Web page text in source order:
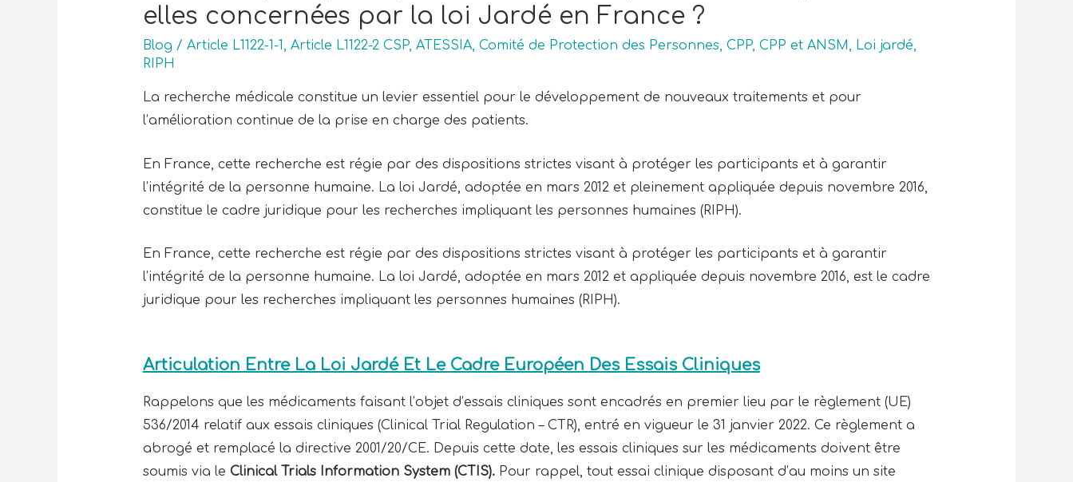
elles concernées par la loi Jardé en France ?
Blog / Article L1122-1-1, Article L1122-2 CSP, ATESSIA, Comité de Protection des Personnes, CPP, CPP et ANSM, Loi jardé,
RIPH
La recherche médicale constitue un levier essentiel pour le développement de nouveaux traitements et pour
l’amélioration continue de la prise en charge des patients.
En France, cette recherche est régie par des dispositions strictes visant à protéger les participants et à garantir
l’intégrité de la personne humaine. La loi Jardé, adoptée en mars 2012 et pleinement appliquée depuis novembre 2016,
constitue le cadre juridique pour les recherches impliquant les personnes humaines (RIPH).
En France, cette recherche est régie par des dispositions strictes visant à protéger les participants et à garantir
l’intégrité de la personne humaine. La loi Jardé, adoptée en mars 2012 et appliquée depuis novembre 2016, est le cadre
juridique pour les recherches impliquant les personnes humaines (RIPH).
Articulation Entre La Loi Jardé Et Le Cadre Européen Des Essais Cliniques
Rappelons que les médicaments faisant l’objet d’essais cliniques sont encadrés en premier lieu par le règlement (UE)
536/2014 relatif aux essais cliniques (Clinical Trial Regulation – CTR), entré en vigueur le 31 janvier 2022. Ce règlement a
abrogé et remplacé la directive 2001/20/CE. Depuis cette date, les essais cliniques sur les médicaments doivent être
soumis via le Clinical Trials Information System (CTIS).Pour rappel, tout essai clinique disposant d’au moins un site